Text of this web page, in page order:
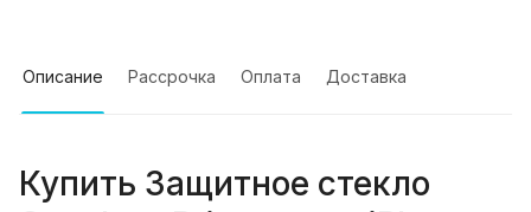
Описание Рассрочка Оплата Доставка
Купить Защитное стекло